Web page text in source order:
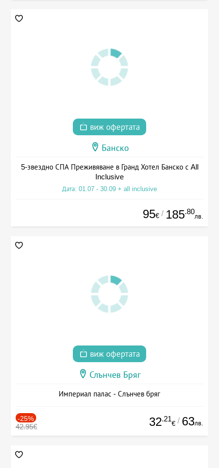
виж офертата
Банско
5-звездно СПА Преживяване в Гранд Хотел Банско с All
Inclusive
Дата: 01.07 - 30.09 + all inclusive
95€ / 185.80
лв.
виж офертата
Слънчев Бряг
Империал палас - Слънчев бряг
-25%
42.95€ 32.21
€ / 63лв.